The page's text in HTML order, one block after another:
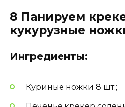
8 Панируем
кукурузные
Ингредиенты:
Куриные ножки 8 шт.;